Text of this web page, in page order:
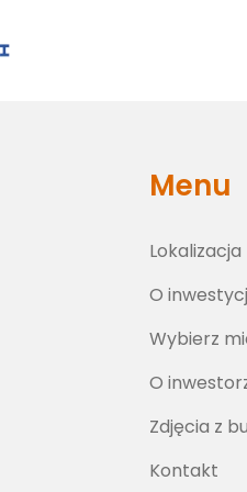
Menu
Lokalizacja
O
Wybierz
O
Zdjęcia z
Kontakt